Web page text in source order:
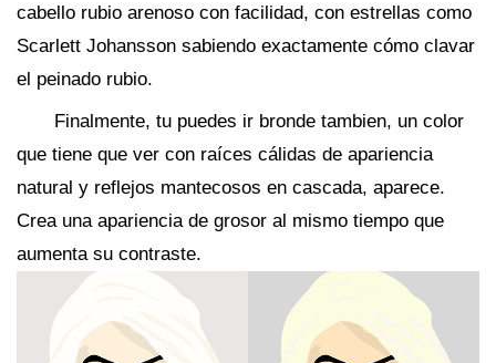
cabello rubio arenoso con facilidad, con estrellas como
Scarlett Johansson sabiendo exactamente cómo clavar
el peinado rubio.
Finalmente, tu puedes ir bronde tambien, un color
que tiene que ver con raíces cálidas de apariencia
natural y reflejos mantecosos en cascada, aparece.
Crea una apariencia de grosor al mismo tiempo que
aumenta su contraste.